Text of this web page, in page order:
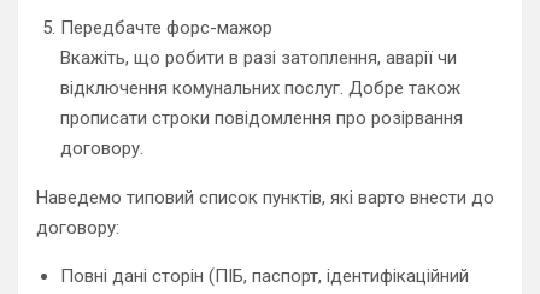
Передбачте форс-мажор
Вкажіть, що робити в разі затоплення, аварії чи
відключення комунальних послуг. Добре також
прописати строки повідомлення про розірвання
договору.
Наведемо типовий список пунктів, які варто внести до
договору:
Повні дані сторін (ПІБ, паспорт, ідентифікаційний